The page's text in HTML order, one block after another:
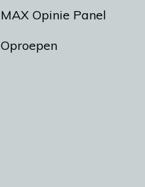
MAX Opinie Panel
Oproepen